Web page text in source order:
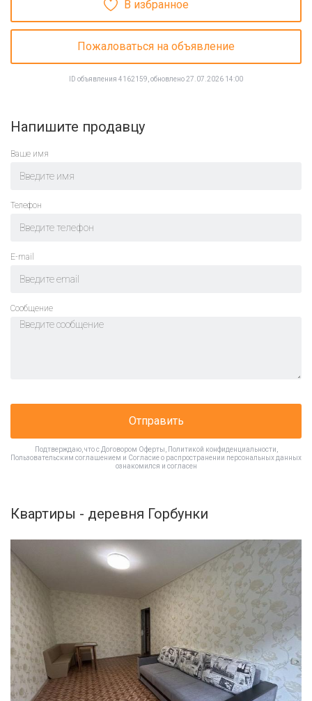
В избранное
Пожаловаться на объявление
ID объявления 4162159, обновлено 27.07.2026 14:00
Напишите продавцу
Ваше имя
Телефон
E-mail
Cообщение
Отправить
Подтверждаю, что с Договором Оферты Политикой конфиденциальности
Пользовательским соглашением и Согласие о распространении персональных данных
ознакомился и согласен
Квартиры - деревня Горбунки